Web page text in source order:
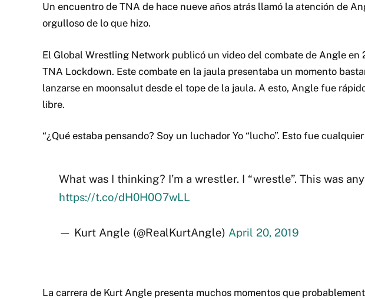
Un encuentro de TNA de hace nueve años atrás llamó la atención de
orgulloso de lo que hizo.
El Global Wrestling Network publicó un video del combate de Angle en
TNA Lockdown. Este combate en la jaula presentaba un momento
lanzarse en moonsalut desde el tope de la jaula. A esto, Angle fue
libre.
“¿Qué estaba pensando? Soy un luchador Yo “lucho”. Esto fue cualquier
What was I thinking? I’m a wrestler. I “wrestle”. This was
https://t.co/dH0H0O7wLL
— Kurt Angle (@RealKurtAngle) April 20, 2019
La carrera de Kurt Angle presenta muchos momentos que